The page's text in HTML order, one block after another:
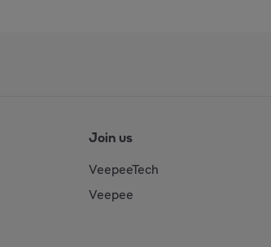
Join us
VeepeeTech
Veepee